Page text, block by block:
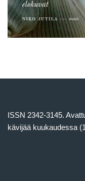
ISSN 2342-3145.
kävijää kuukaudessa